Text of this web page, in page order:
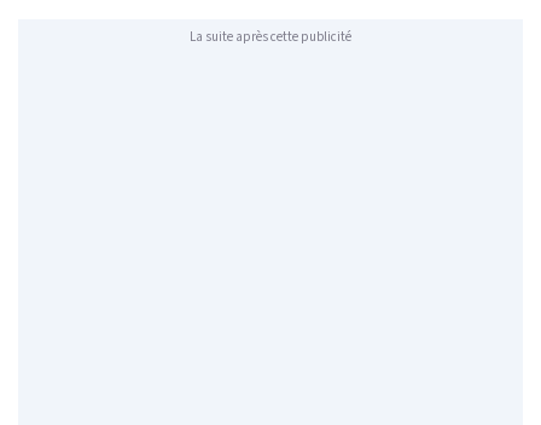
La suite après cette publicité